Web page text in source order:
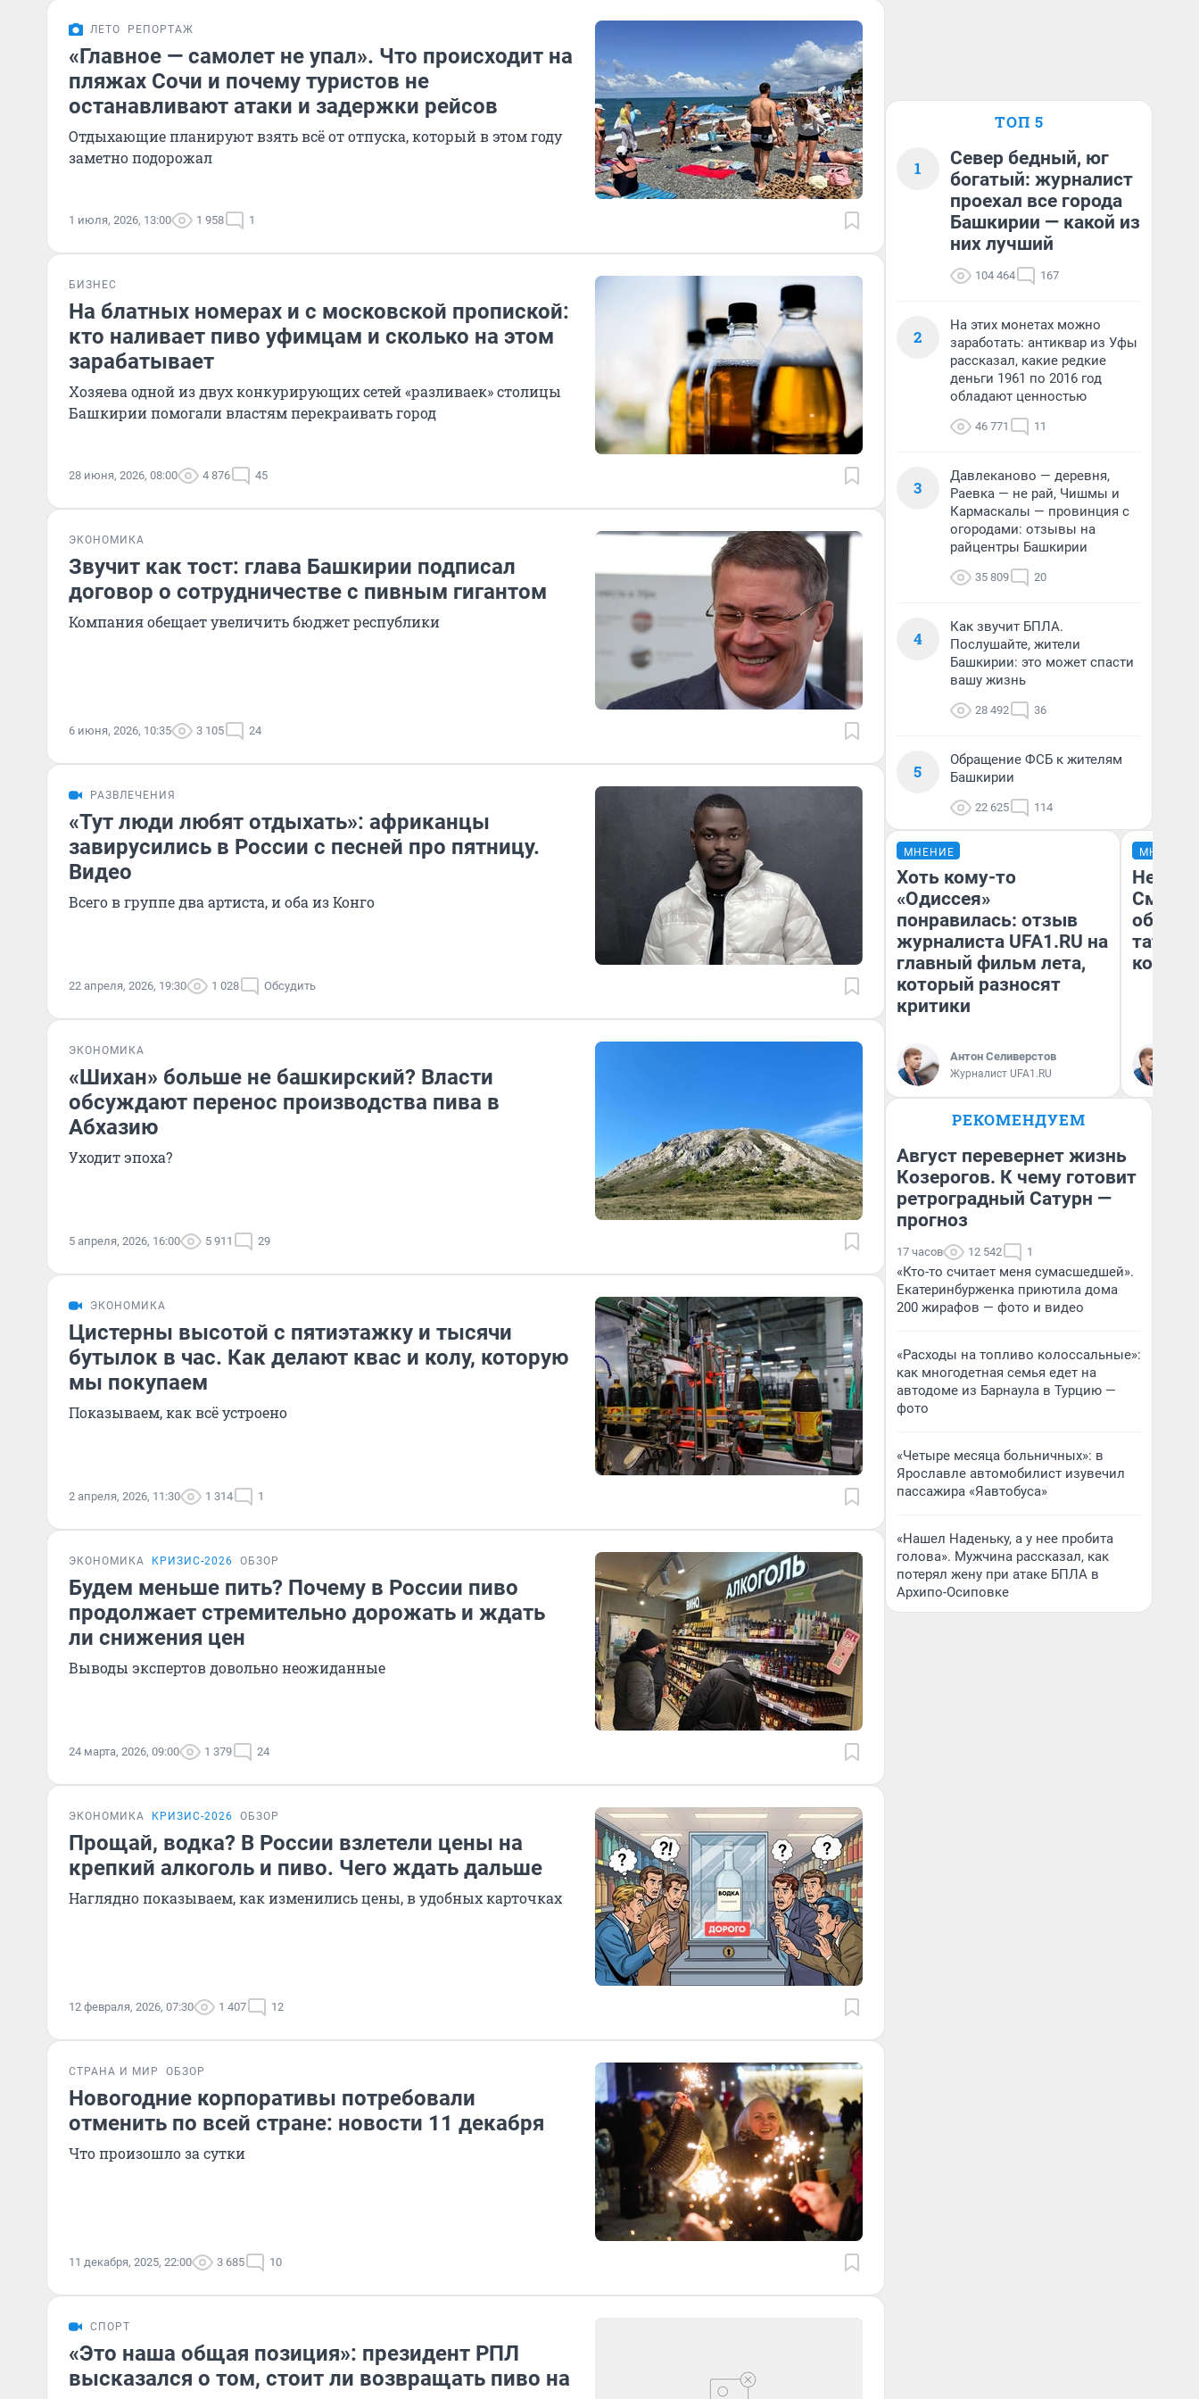
ЛЕТО РЕПОРТАЖ
«Главное — самолет не упал». Что происходит на
пляжах Сочи и почему туристов не
останавливают атаки и задержки рейсов
Отдыхающие планируют взять всё от отпуска, который в этом году
заметно подорожал
1 июля, 2026, 13:00 1 958 1
БИЗНЕС
На блатных номерах и с московской пропиской:
кто наливает пиво уфимцам и сколько на этом
зарабатывает
Хозяева одной из двух конкурирующих сетей «разливаек» столицы
Башкирии помогали властям перекраивать город
28 июня, 2026, 08:00 4 876 45
ЭКОНОМИКА
Звучит как тост: глава Башкирии подписал
договор о сотрудничестве с пивным гигантом
Компания обещает увеличить бюджет республики
6 июня, 2026, 10:35 3 105 24
РАЗВЛЕЧЕНИЯ
«Тут люди любят отдыхать»: африканцы
завирусились в России с песней про пятницу.
Видео
Всего в группе два артиста, и оба из Конго
22 апреля, 2026, 19:30 1 028 Обсудить
ЭКОНОМИКА
«Шихан» больше не башкирский? Власти
обсуждают перенос производства пива в
Абхазию
Уходит эпоха?
5 апреля, 2026, 16:00 5 911 29
ЭКОНОМИКА
Цистерны высотой с пятиэтажку и тысячи
бутылок в час. Как делают квас и колу, которую
мы покупаем
Показываем, как всё устроено
2 апреля, 2026, 11:30 1 314 1
ЭКОНОМИКА КРИЗИС-2026 ОБЗОР
Будем меньше пить? Почему в России пиво
продолжает стремительно дорожать и ждать
ли снижения цен
Выводы экспертов довольно неожиданные
24 марта, 2026, 09:00 1 379 24
ЭКОНОМИКА КРИЗИС-2026 ОБЗОР
Прощай, водка? В России взлетели цены на
крепкий алкоголь и пиво. Чего ждать дальше
Наглядно показываем, как изменились цены, в удобных карточках
12 февраля, 2026, 07:30 1 407 12
СТРАНА И МИР ОБЗОР
Новогодние корпоративы потребовали
отменить по всей стране: новости 11 декабря
Что произошло за сутки
11 декабря, 2025, 22:00 3 685 10
СПОРТ
«Это наша общая позиция»: президент РПЛ
высказался о том, стоит ли возвращать пиво на
ТОП 5
1
Север бедный, юг
богатый: журналист
проехал все города
Башкирии — какой из
них лучший
104 464 167
2
На этих монетах можно
заработать: антиквар из Уфы
рассказал, какие редкие
деньги 1961 по 2016 год
обладают ценностью
46 771 11
3
Давлеканово — деревня,
Раевка — не рай, Чишмы и
Кармаскалы — провинция с
огородами: отзывы на
райцентры Башкирии
35 809 20
4
Как звучит БПЛА.
Послушайте, жители
Башкирии: это может спасти
вашу жизнь
28 492 36
5
Обращение ФСБ к жителям
Башкирии
22 625 114
МНЕНИЕ
Хоть кому-то
«Одиссея»
понравилась: отзыв
журналиста UFA1.RU на
главный фильм лета,
который разносят
критики
Антон Селиверстов
Журналист UFA1.RU
МНЕНИЕ
РЕКОМЕНДУЕМ
Август перевернет жизнь
Козерогов. К чему готовит
ретроградный Сатурн —
прогноз
17 часов 12 542 1
«Кто-то считает меня сумасшедшей».
Екатеринбурженка приютила дома
200 жирафов — фото и видео
«Расходы на топливо колоссальные»:
как многодетная семья едет на
автодоме из Барнаула в Турцию —
фото
«Четыре месяца больничных»: в
Ярославле автомобилист изувечил
пассажира «Яавтобуса»
«Нашел Наденьку, а у нее пробита
голова». Мужчина рассказал, как
потерял жену при атаке БПЛА в
Архипо-Осиповке